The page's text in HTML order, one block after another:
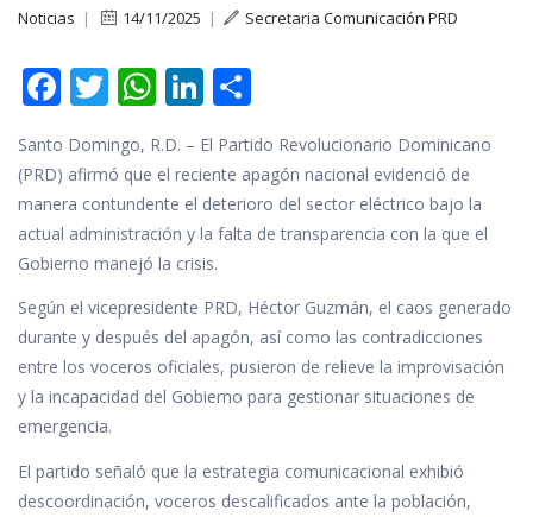
Noticias | 14/11/2025 | Secretaria Comunicación PRD
F
e
b
o
o
k
T
itt
er
W
at
s
A
p
p
Li
n
k
e
dI
n
o
m
p
ar
r
Santo Domingo, R.D. – El Partido Revolucionario Dominicano
(PRD) afirmó que el reciente apagón nacional evidenció de
manera contundente el deterioro del sector eléctrico bajo la
actual administración y la falta de transparencia con la que el
Gobierno manejó la crisis.
Según el vicepresidente PRD, Héctor Guzmán, el caos generado
durante y después del apagón, así como las contradicciones
entre los voceros oficiales, pusieron de relieve la improvisación
y la incapacidad del Gobierno para gestionar situaciones de
emergencia.
El partido señaló que la estrategia comunicacional exhibió
descoordinación, voceros descalificados ante la población,